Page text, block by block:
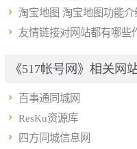
 淘宝地图 淘宝地图功能介
 友情链接对网站都有哪些
《517帐号网》相关网
 百事通同城网
 ResKu资源库
 四方同城信息网